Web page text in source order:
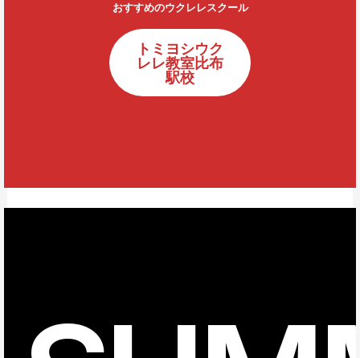
おすすめのウクレレスクール
トミヨシウク
レレ教室比布
駅校